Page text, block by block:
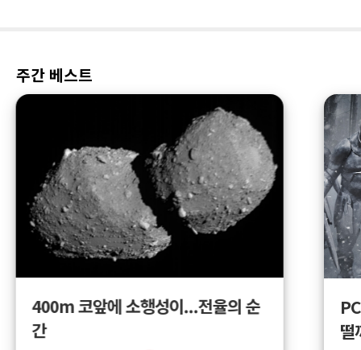
주간 베스트
400m 코앞에 소행성이...전율의 순
간
떨